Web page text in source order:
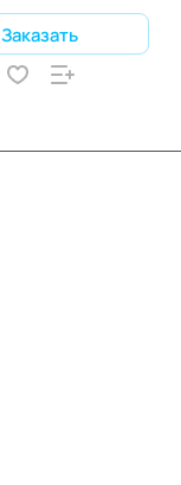
Заказать